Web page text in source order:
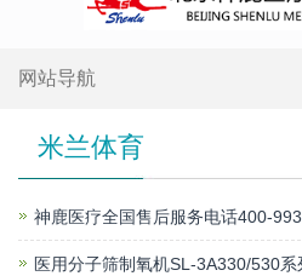
网站导航
米兰体育
神鹿医疗全国售后服务电话400-
医用分子筛制氧机SL-3A330/530